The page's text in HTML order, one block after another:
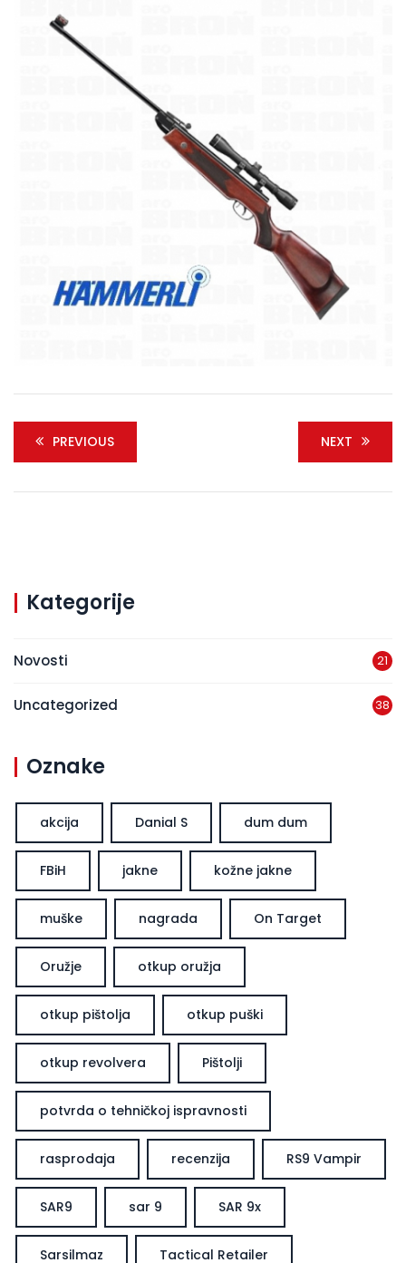
PREVIOUS NEXT
Kategorije
Novosti 21
Uncategorized 38
Oznake
akcija Danial S dum dum
FBiH jakne kožne jakne
muške nagrada On Target
Oružje otkup oružja
otkup pištolja otkup puški
otkup revolvera Pištolji
potvrda o tehničkoj ispravnosti
rasprodaja recenzija RS9 Vampir
SAR9 sar 9 SAR 9x
Sarsilmaz Tactical Retailer